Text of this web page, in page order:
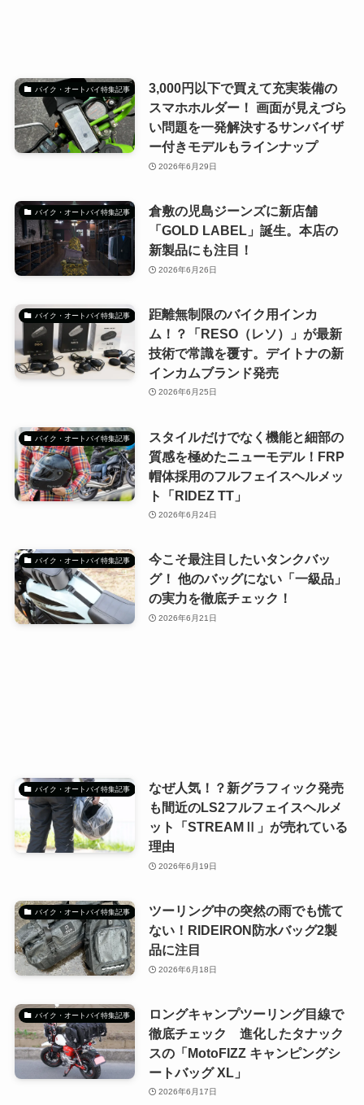
バイク・オートバイ特集記事
3,000円以下で買えて充実装備の
スマホホルダー！ 画面が見えづら
い問題を一発解決するサンバイザ
ー付きモデルもラインナップ
2026年6月29日
バイク・オートバイ特集記事
倉敷の児島ジーンズに新店舗
「GOLD LABEL」誕生。本店の
新製品にも注目！
2026年6月26日
バイク・オートバイ特集記事
距離無制限のバイク用インカ
ム！？「RESO（レソ）」が最新
技術で常識を覆す。デイトナの新
インカムブランド発売
2026年6月25日
バイク・オートバイ特集記事
スタイルだけでなく機能と細部の
質感を極めたニューモデル！FRP
帽体採用のフルフェイスヘルメッ
ト「RIDEZ TT」
2026年6月24日
バイク・オートバイ特集記事
今こそ最注目したいタンクバッ
グ！ 他のバッグにない「一級品」
の実力を徹底チェック！
2026年6月21日
バイク・オートバイ特集記事
なぜ人気！？新グラフィック発売
も間近のLS2フルフェイスヘルメ
ット「STREAMⅡ」が売れている
理由
2026年6月19日
バイク・オートバイ特集記事
ツーリング中の突然の雨でも慌て
ない！RIDEIRON防水バッグ2製
品に注目
2026年6月18日
バイク・オートバイ特集記事
ロングキャンプツーリング目線で
徹底チェック 進化したタナック
スの「MotoFIZZ キャンピングシ
ートバッグ XL」
2026年6月17日